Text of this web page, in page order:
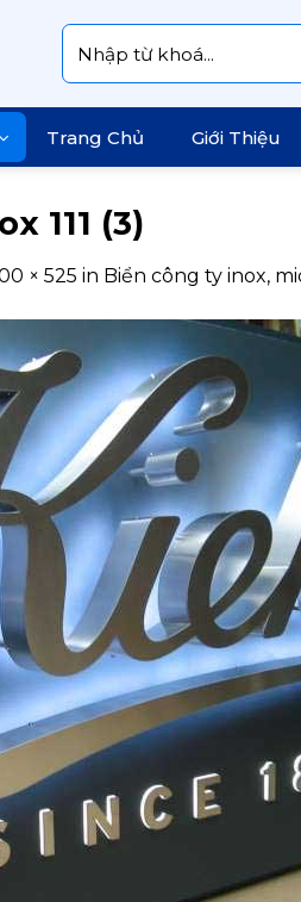
Tìm
kiếm:
Trang Chủ Giới Thiệu
111 (3)
× 525 in Biển công ty inox,